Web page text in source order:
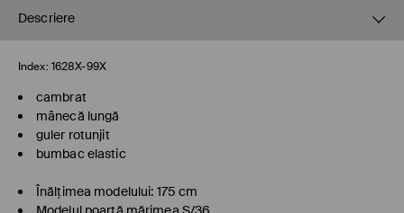
Descriere
Index: 1628X-99X
cambrat
mânecă lungă
guler rotunjit
bumbac elastic
Înălţimea modelului: 175 cm